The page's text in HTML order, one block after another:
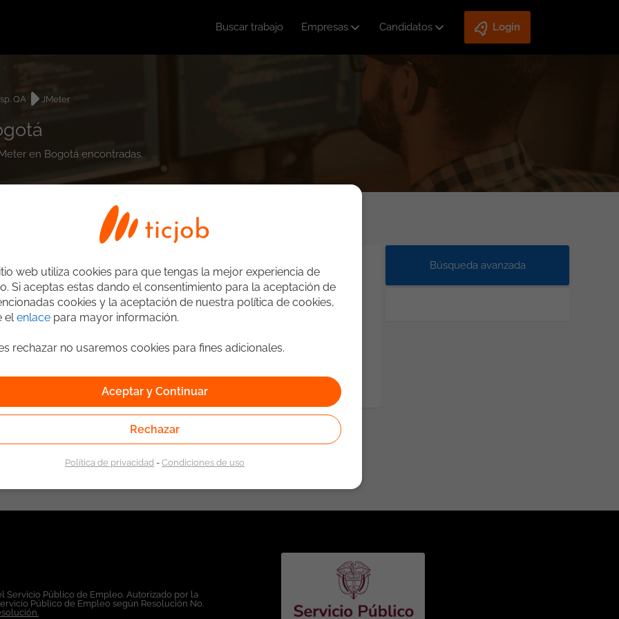
Buscar trabajo Empresas Candidatos Login
QA JMeter
en Bogotá encontradas.
o roles similares. Certificación Scrum Fundamental (es
y ejecución de scripts para la generación, validación y depuración de datos en
Lugar de Trabajo: Bogotá. Modalidad
/ Validación
1
Búsqueda avanzada
Servicio Público de Empleo. Autorizado por la
Público de Empleo según Resolución No.
web utiliza cookies para que tengas la mejor experiencia de
Si aceptas estas dando el consentimiento para la aceptación de
cookies y la aceptación de nuestra política de cookies,
elenlace para mayor información.
rechazar no usaremos cookies para fines adicionales.
Aceptar y Continuar
Rechazar
Política de privacidad -Condiciones de uso